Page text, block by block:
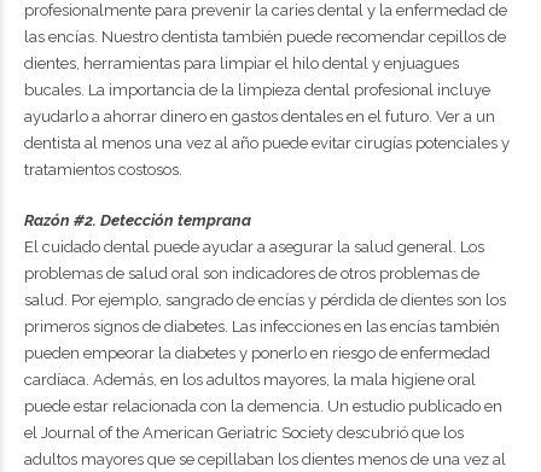
profesionalmente para prevenir la caries dental y la enfermedad de
las encías. Nuestro dentista también puede recomendar cepillos de
dientes, herramientas para limpiar el hilo dental y enjuagues
bucales. La importancia de la limpieza dental profesional incluye
ayudarlo a ahorrar dinero en gastos dentales en el futuro. Ver a un
dentista al menos una vez al año puede evitar cirugías potenciales y
tratamientos costosos.
Razón #2. Detección temprana
El cuidado dental puede ayudar a asegurar la salud general. Los
problemas de salud oral son indicadores de otros problemas de
salud. Por ejemplo, sangrado de encías y pérdida de dientes son los
primeros signos de diabetes. Las infecciones en las encías también
pueden empeorar la diabetes y ponerlo en riesgo de enfermedad
cardíaca. Además, en los adultos mayores, la mala higiene oral
puede estar relacionada con la demencia. Un estudio publicado en
el Journal of the American Geriatric Society descubrió que los
adultos mayores que se cepillaban los dientes menos de una vez al